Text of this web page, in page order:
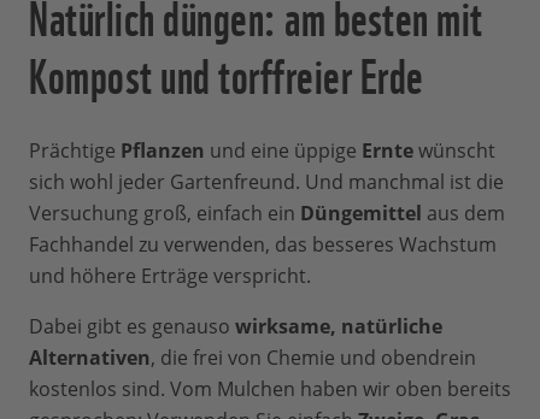
Natürlich düngen: am besten mit
Kompost und torffreier Erde
Prächtige Pflanzen und eine üppige Erntewünscht
sich wohl jeder Gartenfreund. Und manchmal ist die
Versuchung groß, einfach ein Düngemittel aus dem
Fachhandel zu verwenden, das besseres Wachstum
und höhere Erträge verspricht.
Dabei gibt es genauso wirksame, natürliche
Alternativen, die frei von Chemie und obendrein
kostenlos sind. Vom Mulchen haben wir oben bereits